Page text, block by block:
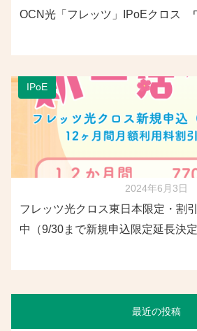
OCN光「フレッツ」IPoEクロス
IPoE
2024年6月3日
フレッツ光クロス東日本限定・割
中（9/30まで新規申込限定延長決定
最近の投稿